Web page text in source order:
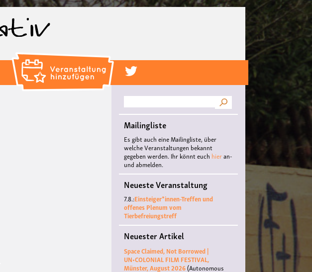
Suche
Mailingliste
Es gibt auch eine Mailingliste, über
welche Veranstaltungen bekannt
gegeben werden. Ihr könnt euch hieran-
und abmelden.
Neueste Veranstaltung
7.8.:Einsteiger*innen-Treffen und
offenes Plenum vom
Tierbefreiungstreff
Neuester Artikel
Space Claimed, Not Borrowed |
UN•COLONIAL FILM FESTIVAL,
Münster, August 2026(Autonomous